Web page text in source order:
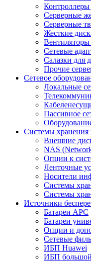
Контроллеры
Серверные
Серверные
Жесткие
Вентиляторы
Сетевые
Салазки для
Прочие
Сетевое
Локальные
Пассивное
Системы
Внешние
NAS
Опции к
Ленточные
Носители
Системы
Системы
Источники
Батареи APC
Батареи
Опции и
Сетевые
ИБП Huawei
ИБП